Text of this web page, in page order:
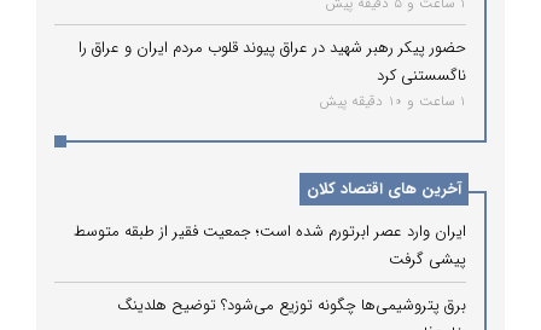
حضور پیکر رهبر شهید در عراق پیوند قلوب مردم ایران و عراق را
ناگسستنی کرد
1 ساعت و 10 دقیقه پیش
آخرین های اقتصاد کلان
ایران وارد عصر ابرتورم شده است؛ جمعیت فقیر از طبقه متوسط
پیشی گرفت
برق پتروشیمی‌ها چگونه توزیع می‌شود؟ توضیح هلدینگ